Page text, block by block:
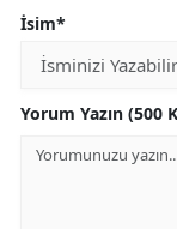
İsim*
Yorum Yazın (500